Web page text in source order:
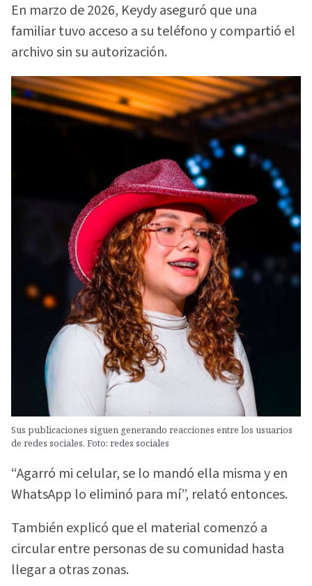
En marzo de 2026, Keydy aseguró que una
familiar tuvo acceso a su teléfono y compartió el
archivo sin su autorización.
Sus publicaciones siguen generando reacciones entre los usuarios
de redes sociales. Foto: redes sociales
“Agarró mi celular, se lo mandó ella misma y en
WhatsApp lo eliminó para mí”, relató entonces.
También explicó que el material comenzó a
circular entre personas de su comunidad hasta
llegar a otras zonas.